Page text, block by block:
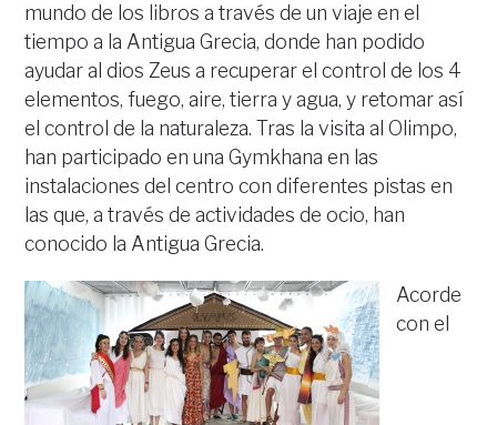
mundo de los libros a través de un viaje en el
tiempo a la Antigua Grecia, donde han podido
ayudar al dios Zeus a recuperar el control de los 4
elementos, fuego, aire, tierra y agua, y retomar así
el control de la naturaleza. Tras la visita al Olimpo,
han participado en una Gymkhana en las
instalaciones del centro con diferentes pistas en
las que, a través de actividades de ocio, han
conocido la Antigua Grecia.
Acorde
con el